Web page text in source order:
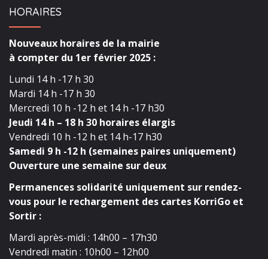
HORAIRES
Nouveaux horaires de la mairie
à compter du 1er février 2025 :
Lundi 14 h -17 h 30
Mardi 14 h -17 h 30
Mercredi 10 h -12 h et 14 h -17 h30
Jeudi 14 h – 18 h 30 horaires élargis
Vendredi 10 h -12 h et 14 h-17 h30
Samedi 9 h -12 h (semaines paires uniquement)
Ouverture une semaine sur deux
Permanences solidarité uniquement sur rendez-
vous pour le rechargement des cartes KorriGo et
Sortir :
Mardi après-midi : 14h00 – 17h30
Vendredi matin : 10h00 – 12h00